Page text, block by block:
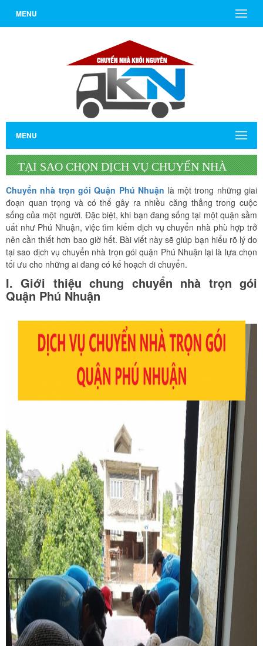
MENU
MENU
TẠI SAO CHỌN DỊCH VỤ CHUYỂN NHÀ
TRỌN GÓI QUẬN PHÚ NHUẬN LÀ LỰA CHỌN
TỐI ƯU?
Chuyển nhà trọn gói Quận Phú Nhuận là một trong những giai
đoạn quan trọng và có thể gây ra nhiều căng thẳng trong cuộc
sống của một người. Đặc biệt, khi bạn đang sống tại một quận sầm
uất như Phú Nhuận, việc tìm kiếm dịch vụ chuyển nhà phù hợp trở
nên cần thiết hơn bao giờ hết. Bài viết này sẽ giúp bạn hiểu rõ lý do
tại sao dịch vụ chuyển nhà trọn gói quận Phú Nhuận lại là lựa chọn
tối ưu cho những ai đang có kế hoạch di chuyển.
I. Giới thiệu chung chuyển nhà trọn gói
Quận Phú Nhuận